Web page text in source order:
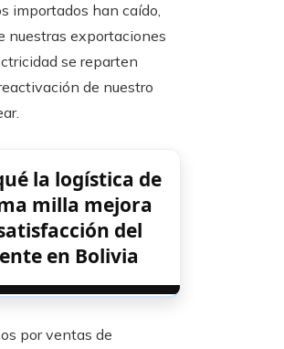
importados han caído,
nuestras exportaciones
se reparten
de nuestro
la logística de
milla mejora
del
en Bolivia
por ventas de